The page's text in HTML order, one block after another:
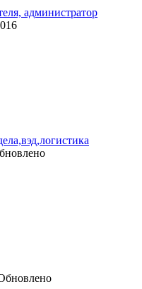
администратор